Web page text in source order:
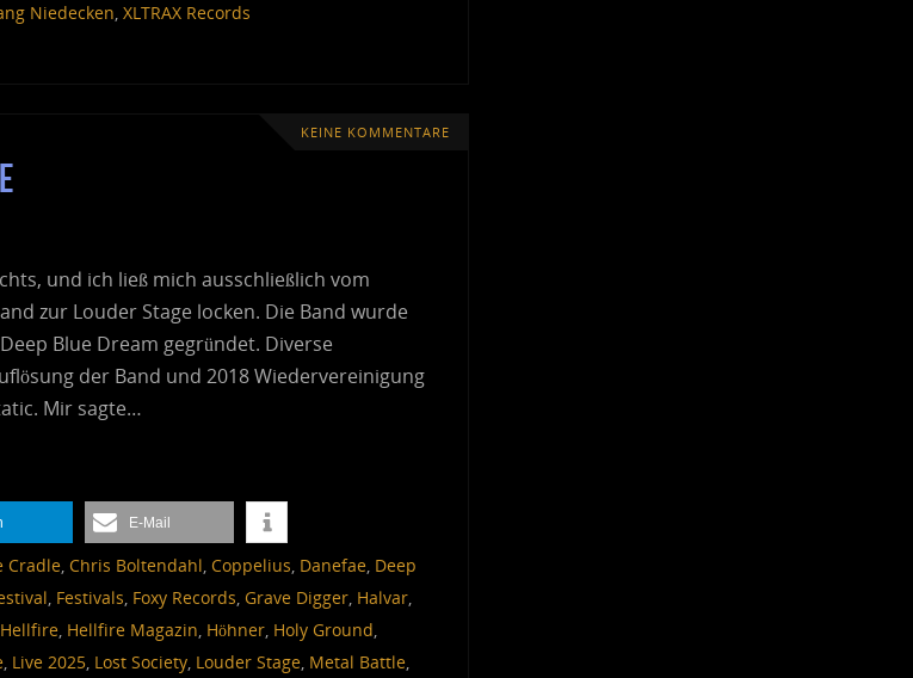
Niedecken, XLTRAX Records
KEINE KOMMENTARE
und ich ließ mich ausschließlich vom
zur Louder Stage locken. Die Band wurde
Blue Dream gegründet. Diverse
der Band und 2018 Wiedervereinigung
Mir sagte…
E-Mail
Cradle, Chris Boltendahl, Coppelius, Danefae, Deep
, Festivals, Foxy Records, Grave Digger, Halvar,
Hellfire, Hellfire Magazin, Höhner, Holy Ground,
, Live 2025, Lost Society, Louder Stage, Metal Battle,